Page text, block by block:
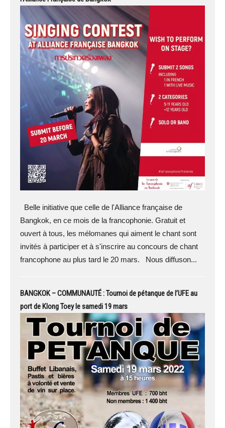
Belle initiative que celle de l'Alliance française de
Bangkok, en ce mois de la francophonie. Gratuit et
ouvert à tous, les mélomanes qui aiment le chant sont
invités à participer et à s'inscrire au concours de chant
francophone au plus tard le 20 mars. Nous diffuson...
BANGKOK – COMMUNAUTÉ : Tournoi de pétanque de l’UFE au
port de Klong Toey le samedi 19 mars